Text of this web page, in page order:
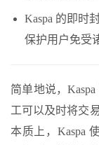
Kaspa 的即时
保护用户免受
简单地说，
工可以及时将交
本质上，Kaspa